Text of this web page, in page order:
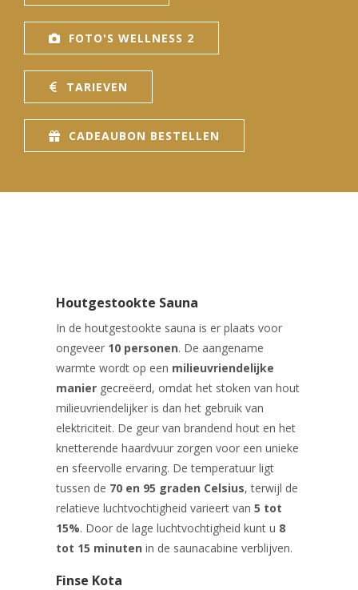
Ontharingen
Handen
Voeten
Nagels
Wimpers
Prijzen
Reserveren
Arrangementen
Huisregels
Privé Wellness met Massage
Behandeling of Massage
WEBSHOP
Reserveren
Cadeaubon
Producten
PROMO'S
FOTO'S WELLNESS 2
TARIEVEN
CADEAUBON BESTELLEN
Houtgestookte Sauna
In de houtgestookte sauna is er plaats voor
ongeveer 10 personen. De aangename
warmte wordt op een milieuvriendelijke
manier gecreëerd, omdat het stoken van hout
milieuvriendelijker is dan het gebruik van
elektriciteit. De geur van brandend hout en het
knetterende haardvuur zorgen voor een unieke
en sfeervolle ervaring. De temperatuur ligt
tussen de 70 en 95 graden Celsius, terwijl de
relatieve luchtvochtigheid varieert van 5 tot
15%. Door de lage luchtvochtigheid kunt u 8
tot 15 minuten in de saunacabine verblijven.
Finse Kota